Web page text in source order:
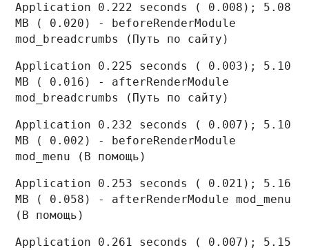
Application 0.222 seconds ( 0.008); 5.08
MB ( 0.020) - beforeRenderModule
mod_breadcrumbs (Путь по сайту)
Application 0.225 seconds ( 0.003); 5.10
MB ( 0.016) - afterRenderModule
mod_breadcrumbs (Путь по сайту)
Application 0.232 seconds ( 0.007); 5.10
MB ( 0.002) - beforeRenderModule
mod_menu (В помощь)
Application 0.253 seconds ( 0.021); 5.16
MB ( 0.058) - afterRenderModule mod_menu
(В помощь)
Application 0.261 seconds ( 0.007); 5.15